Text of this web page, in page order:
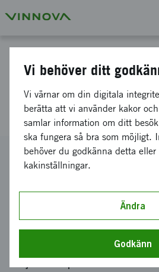
ELISE - Elektrisk
Sverige Steg 3
Diarienummer
2023-00691
Koordinator
Bidrag från Vinnova
Vi behöver ditt
Vi värnar om din digitala
berätta att vi använder kakor
samlar information om ditt
ska fungera så bra som möjligt.
behöver du godkänna detta
kakinställningar.
Ändra
Godkänn